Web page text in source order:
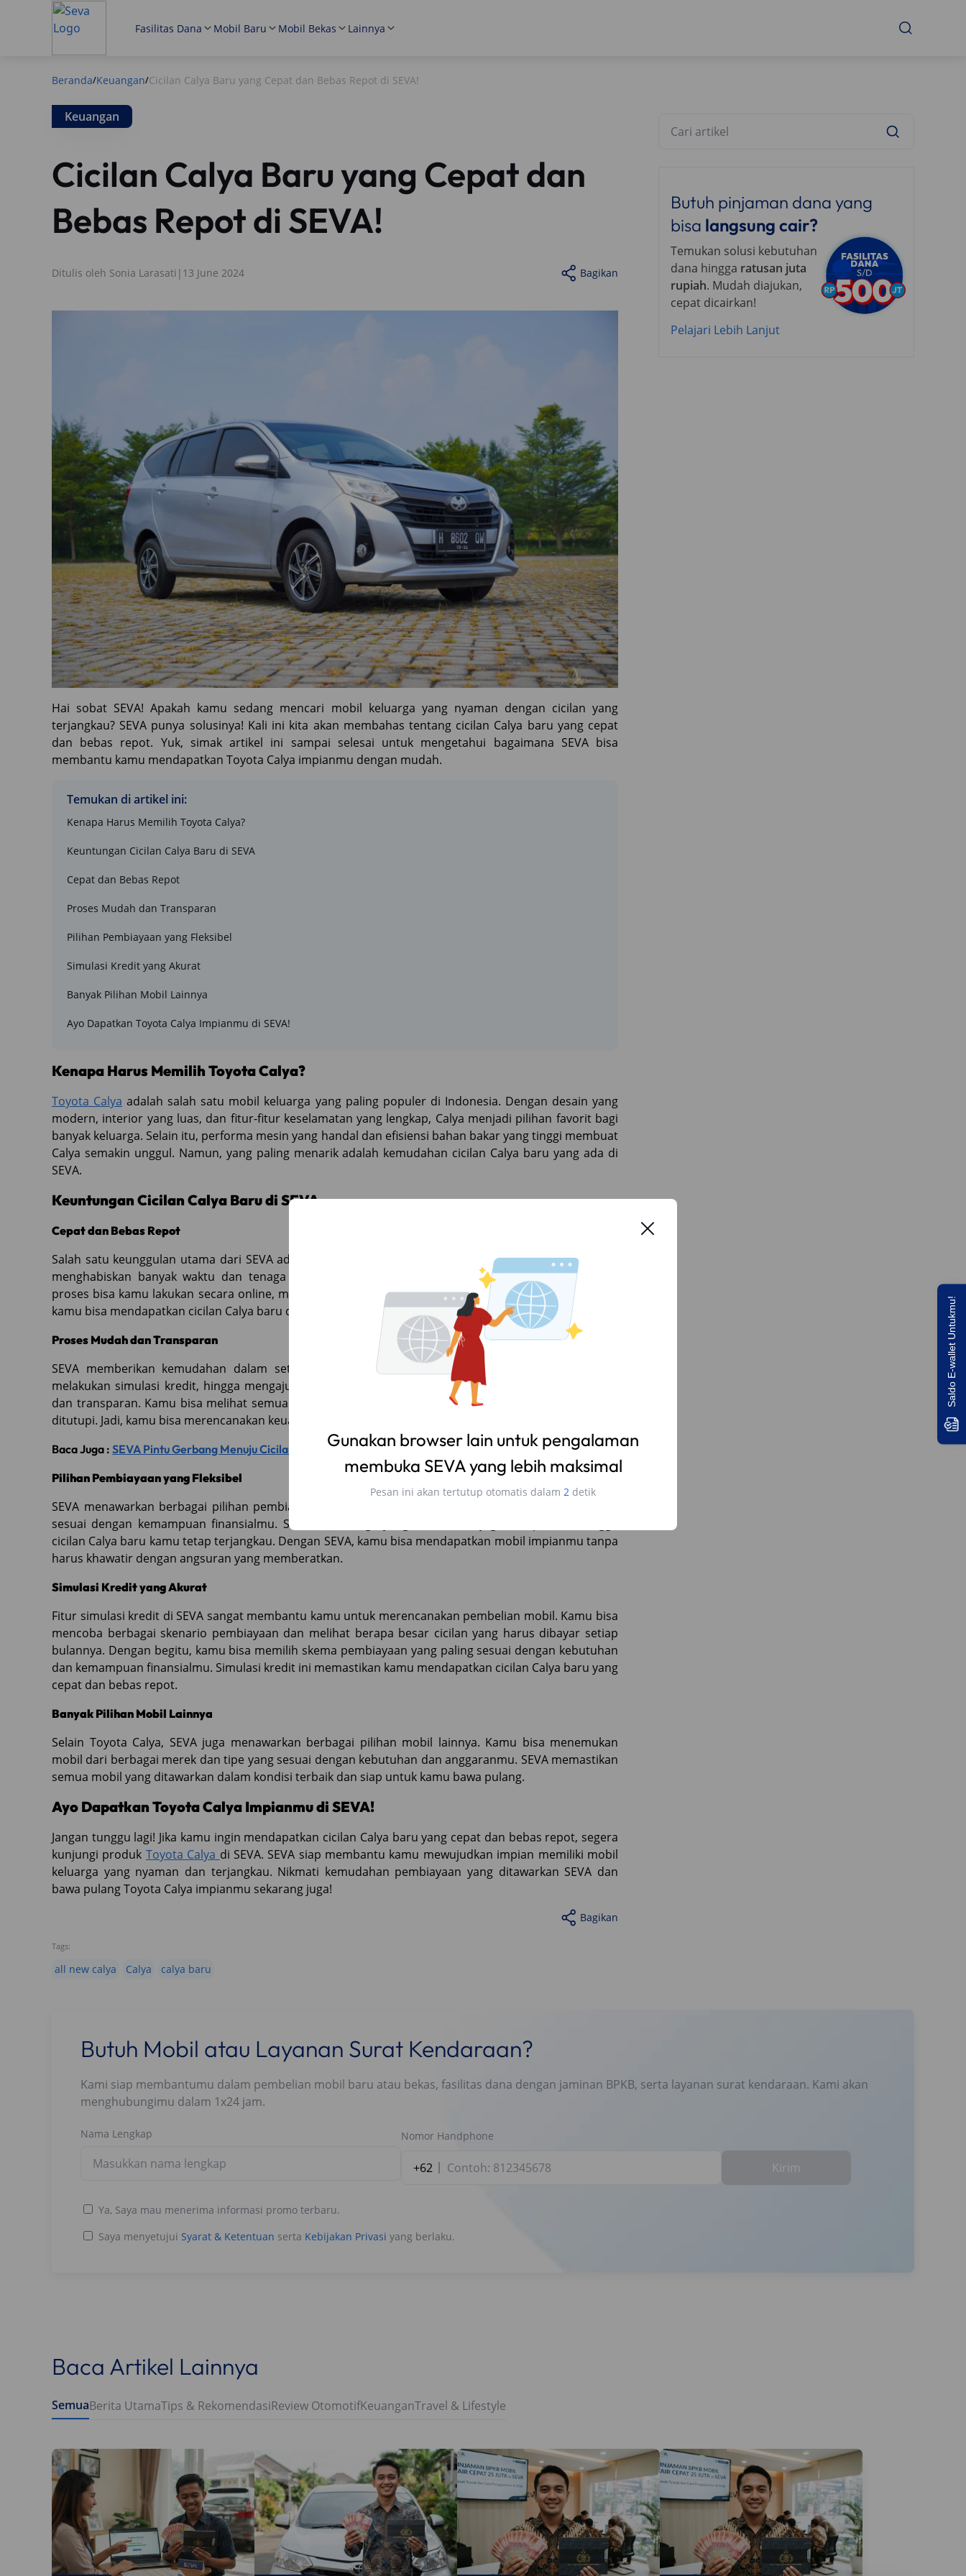
Gunakan browser lain untuk pengalaman
membuka SEVA yang lebih maksimal
Pesan ini akan tertutup otomatis dalam 1 detik
Fasilitas Dana Mobil Baru Mobil Bekas Lainnya
Beranda/Keuangan/Cicilan Calya Baru yang Cepat dan Bebas Repot di SEVA!
Keuangan
Cicilan Calya Baru yang Cepat dan
Bebas Repot di SEVA!
Ditulis oleh Sonia Larasati | 13 June 2024 Bagikan
Hai sobat SEVA! Apakah kamu sedang mencari mobil keluarga yang nyaman dengan cicilan yang
terjangkau? SEVA punya solusinya! Kali ini kita akan membahas tentang cicilan Calya baru yang cepat
dan bebas repot. Yuk, simak artikel ini sampai selesai untuk mengetahui bagaimana SEVA bisa
membantu kamu mendapatkan Toyota Calya impianmu dengan mudah.
Temukan di artikel ini:
Kenapa Harus Memilih Toyota Calya?
Keuntungan Cicilan Calya Baru di SEVA
Cepat dan Bebas Repot
Proses Mudah dan Transparan
Pilihan Pembiayaan yang Fleksibel
Simulasi Kredit yang Akurat
Banyak Pilihan Mobil Lainnya
Ayo Dapatkan Toyota Calya Impianmu di SEVA!
Kenapa Harus Memilih Toyota Calya?
Toyota Calya adalah salah satu mobil keluarga yang paling populer di Indonesia. Dengan desain yang
modern, interior yang luas, dan fitur-fitur keselamatan yang lengkap, Calya menjadi pilihan favorit bagi
banyak keluarga. Selain itu, performa mesin yang handal dan efisiensi bahan bakar yang tinggi membuat
Calya semakin unggul. Namun, yang paling menarik adalah kemudahan cicilan Calya baru yang ada di
SEVA.
Keuntungan Cicilan Calya Baru di SEVA
Cepat dan Bebas Repot
Salah satu keunggulan utama dari SEVA adalah proses yang cepat dan bebas repot. Kamu tidak perlu
menghabiskan banyak waktu dan tenaga untuk mengurus pembelian mobil. Dengan SEVA, semua
proses bisa kamu lakukan secara online, mulai dari simulasi kredit hingga pengajuan pembiayaan. Jadi,
kamu bisa mendapatkan cicilan Calya baru dengan cepat dan bebas repot.
Proses Mudah dan Transparan
SEVA memberikan kemudahan dalam setiap langkah pembelian mobil. Mulai dari memilih mobil,
melakukan simulasi kredit, hingga mengajukan pembiayaan, semuanya bisa dilakukan dengan mudah
dan transparan. Kamu bisa melihat semua detail biaya dan cicilan yang harus dibayar tanpa ada yang
ditutupi. Jadi, kamu bisa merencanakan keuangan dengan lebih baik.
Baca Juga : SEVA Pintu Gerbang Menuju Cicilan Calya Baru yang Bebas Repot
Pilihan Pembiayaan yang Fleksibel
SEVA menawarkan berbagai pilihan pembiayaan yang fleksibel. Kamu bisa memilih tenor cicilan yang
sesuai dengan kemampuan finansialmu. Selain itu, bunga yang ditawarkan juga kompetitif sehingga
cicilan Calya baru kamu tetap terjangkau. Dengan SEVA, kamu bisa mendapatkan mobil impianmu tanpa
harus khawatir dengan angsuran yang memberatkan.
Simulasi Kredit yang Akurat
Fitur simulasi kredit di SEVA sangat membantu kamu untuk merencanakan pembelian mobil. Kamu bisa
mencoba berbagai skenario pembiayaan dan melihat berapa besar cicilan yang harus dibayar setiap
bulannya. Dengan begitu, kamu bisa memilih skema pembiayaan yang paling sesuai dengan kebutuhan
dan kemampuan finansialmu. Simulasi kredit ini memastikan kamu mendapatkan cicilan Calya baru yang
cepat dan bebas repot.
Banyak Pilihan Mobil Lainnya
Selain Toyota Calya, SEVA juga menawarkan berbagai pilihan mobil lainnya. Kamu bisa menemukan
mobil dari berbagai merek dan tipe yang sesuai dengan kebutuhan dan anggaranmu. SEVA memastikan
semua mobil yang ditawarkan dalam kondisi terbaik dan siap untuk kamu bawa pulang.
Ayo Dapatkan Toyota Calya Impianmu di SEVA!
Jangan tunggu lagi! Jika kamu ingin mendapatkan cicilan Calya baru yang cepat dan bebas repot, segera
kunjungi produk Toyota Calya di SEVA. SEVA siap membantu kamu mewujudkan impian memiliki mobil
keluarga yang nyaman dan terjangkau. Nikmati kemudahan pembiayaan yang ditawarkan SEVA dan
bawa pulang Toyota Calya impianmu sekarang juga!
Bagikan
Tags:
all new calya Calya calya baru
Butuh pinjaman dana yang
bisa langsung cair?
Temukan solusi kebutuhan
dana hingga ratusan juta
rupiah. Mudah diajukan,
cepat dicairkan!
Pelajari Lebih Lanjut
Butuh Mobil atau Layanan Surat Kendaraan?
Kami siap membantumu dalam pembelian mobil baru atau bekas, fasilitas dana dengan jaminan BPKB, serta layanan surat kendaraan. Kami akan
menghubungimu dalam 1x24 jam.
Nama Lengkap Nomor Handphone
+62 Kirim
Ya, Saya mau menerima informasi promo terbaru.
Saya menyetujui Syarat & Ketentuan serta Kebijakan Privasi yang berlaku.
Baca Artikel Lainnya
SemuaBerita UtamaTips & RekomendasiReview OtomotifKeuanganTravel & Lifestyle
Saldo E-wallet Untukmu!